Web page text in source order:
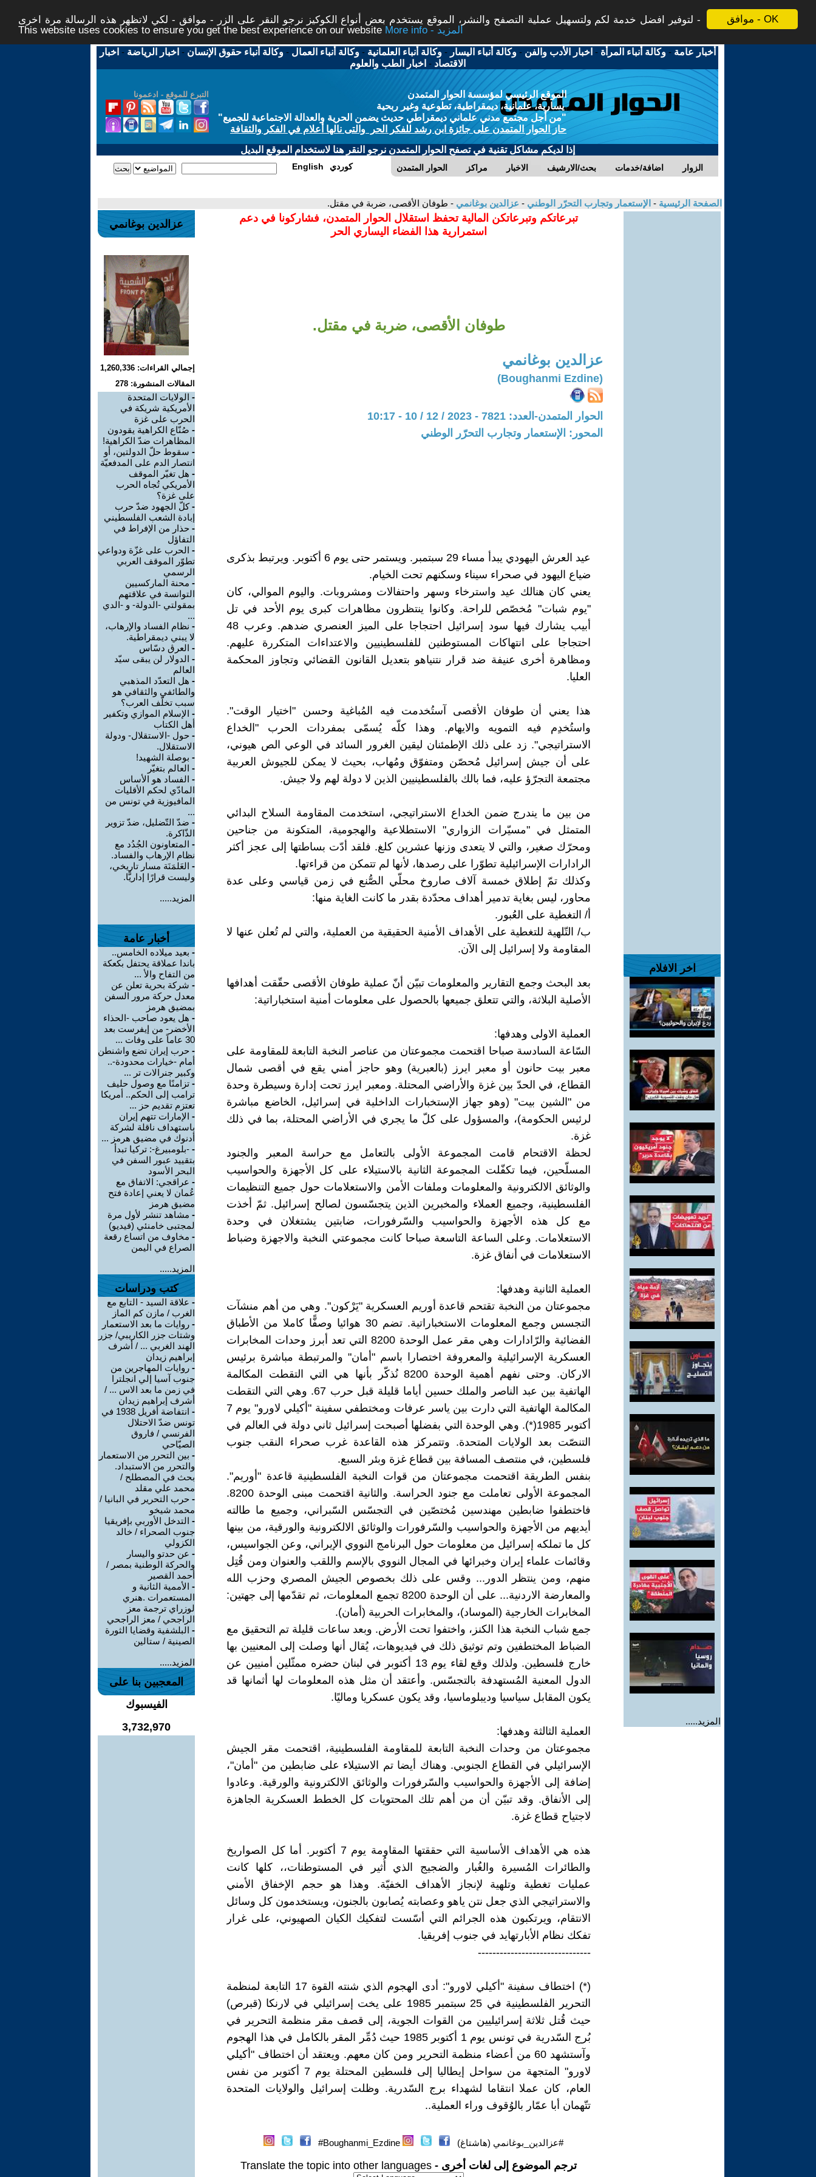
موافق - OK
لتوفير افضل خدمة لكم ولتسهيل عملية التصفح والنشر، الموقع يستخدم بعض أنواع الكوكيز نرجو النقر على الزر - موافق - لكي لاتظهر هذه الرسالة مرة اخرى -
This website uses cookies to ensure you get the best experience on our website
More info - المزيد
أخبار عامة -وكالة أنباء المرأة - اخبار الأدب والفن -وكالة أنباء اليسار -وكالة أنباء العلمانية -وكالة أنباء العمال -وكالة أنباء حقوق الإنسان - اخبار الرياضة - اخبار
الاقتصاد - اخبار الطب والعلوم
التبرع للموقع - ادعمونا
الموقع الرئيسي لمؤسسة الحوار المتمدن
يسارية، علمانية، ديمقراطية، تطوعية وغير ربحية
"من أجل مجتمع مدني علماني ديمقراطي حديث يضمن الحرية والعدالة الاجتماعية للجميع"
حاز الحوار المتمدن على جائزة ابن رشد للفكر الحر والتى نالها أعلام في الفكر والثقافة
إذا لديكم مشاكل تقنية في تصفح الحوار المتمدن نرجو النقر هنا لاستخدام الموقع البديل
الحوار المتمدن مراكز الاخبار بحث/الارشيف اضافة/خدمات الزوار English كوردي
الصفحة الرئيسية - الإستعمار وتجارب التحرّر الوطني - عزالدين بوغانمي - طوفان الأقصى، ضربة في مقتل.
اخر الافلام
المزيد.....
تبرعاتكم وتبرعاتكن المالية تحفظ استقلال الحوار المتمدن، فشاركونا في دعم
استمرارية هذا الفضاء اليساري الحر
طوفان الأقصى، ضربة في مقتل.
عزالدين بوغانمي
(Boughanmi Ezdine)
الحوار المتمدن-العدد: 7821 - 2023 / 12 / 10 - 10:17
المحور: الإستعمار وتجارب التحرّر الوطني
عيد العرش اليهودي يبدأ مساء 29 سبتمبر. ويستمر حتى يوم 6 أكتوبر. ويرتبط بذكرى
ضياع اليهود في صحراء سيناء وسكنهم تحت الخيام.
يعني كان هنالك عيد واسترخاء وسهر واحتفالات ومشروبات. واليوم الموالي، كان
"يوم شبات" مُخصّص للراحة. وكانوا ينتظرون مظاهرات كبرى يوم الأحد في تل
أبيب يشارك فيها سود إسرائيل احتجاجا على الميز العنصري ضدهم. وعرب 48
احتجاجا على انتهاكات المستوطنين للفلسطينيين والاعتداءات المتكررة عليهم.
ومظاهرة أخرى عنيفة ضد قرار نتنياهو بتعديل القانون القضائي وتجاوز المحكمة
العليا.
هذا يعني أن طوفان الأقصى آستُخدمت فيه المُباغية وحسن "اختيار الوقت".
واستُخدِم فيه التمويه والايهام. وهذا كلّه يُسمّى بمفردات الحرب "الخداع
الاستراتيجي". زد على ذلك الإطمئنان ليقين الغرور السائد في الوعي الص هيوني،
على أن جيش إسرائيل مُحصّن ومتفوّق ومُهاب، بحيث لا يمكن للجيوش العربية
مجتمعة التجرّؤ عليه، فما بالك بالفلسطينيين الذين لا دولة لهم ولا جيش.
من بين ما يندرج ضمن الخداع الاستراتيجي، استخدمت المقاومة السلاح البدائي
المتمثل في "مسيّرات الزواري" الاستطلاعية والهجومية، المتكونة من جناحين
ومحرّك صغير، والتي لا يتعدى وزنها عشرين كلغ. فلقد أدّت بساطتها إلى عجز أكثر
الرادارات الإسرائيلية تطوّرا على رصدها، لأنها لم تتمكن من قراءتها.
وكذلك تمّ إطلاق خمسة آلاف صاروخ محلّي الصُّنع في زمن قياسي وعلى عدة
محاور، ليس بغاية تدمير أهداف محدّدة بقدر ما كانت الغاية منها:
أ/ التغطية على العُبور.
ب/ التّلهية للتغطية على الأهداف الأمنية الحقيقية من العملية، والتي لم تُعلن عنها لا
المقاومة ولا إسرائيل إلى الآن.
بعد البحث وجمع التقارير والمعلومات تبيّن أنّ عملية طوفان الأقصى حقّقت أهدافها
الأصلية البلاثة، والتي تتعلق جميعها بالحصول على معلومات أمنية استخباراتية:
العملية الاولى وهدفها:
السّاعة السادسة صباحا اقتحمت مجموعتان من عناصر النخبة التابعة للمقاومة على
معبر بيت حانون أو معبر ايرز (بالعبرية) وهو حاجز أمني يقع في أقصى شمال
القطاع، في الحدّ بين غزة والأراضي المحتلة. ومعبر ايرز تحت إدارة وسيطرة وحدة
من "الشين بيت" (وهو جهاز الإستخبارات الداخلية في إسرائيل، الخاضع مباشرة
لرئيس الحكومة)، والمسؤول على كلّ ما يجري في الأراضي المحتلة، بما في ذلك
غزة.
لحظة الاقتحام قامت المجموعة الأولى بالتعامل مع حراسة المعبر والجنود
المسلّحين، فيما تكفّلت المجموعة الثانية بالاستيلاء على كل الأجهزة والحواسيب
والوثائق الالكترونية والمعلومات وملفات الأمن والاستعلامات حول جميع التنظيمات
الفلسطينية، وجميع العملاء والمخبرين الذين يتجسّسون لصالح إسرائيل. ثمّ أخذت
مع كل هذه الأجهزة والحواسيب والسّرفورات، ضابتين يشتغلان في وحدة
الاستعلامات. وعلى الساعة التاسعة صباحا كانت مجموعتي النخبة والاجهزة وضباط
الاستعلامات في أنفاق غزة.
العملية الثانية وهدفها:
مجموعتان من النخبة تقتحم قاعدة أوريم العسكرية "يَرْكون". وهي من أهم منشآت
التجسس وجمع المعلومات الاستخباراتية. تضم 30 هوائيا وصفًّا كاملا من الأطباق
الفضائية والرّادارات وهي مقر عمل الوحدة 8200 التي تعد أبرز وحدات المخابرات
العسكرية الإسرائيلية والمعروفة اختصارا باسم "أمان" والمرتبطة مباشرة برئيس
الاركان. وحتى نفهم أهمية الوحدة 8200 نُذكّر بأنها هي التي التقطت المكالمة
الهاتفية بين عبد الناصر والملك حسين أياما قليلة قبل حرب 67. وهي التي التقطت
المكالمة الهاتفية التي دارت بين ياسر عرفات ومختطفي سفينة "أكيلي لاورو" يوم 7
أكتوبر 1985(*). وهي الوحدة التي بفضلها أصبحت إسرائيل ثاني دولة في العالم في
التنصّت بعد الولايات المتحدة. وتتمركز هذه القاعدة غرب صحراء النقب جنوب
فلسطين، في منتصف المسافة بين قطاع غزة وبئر السبع.
بنفس الطريقة اقتحمت مجموعتان من قوات النخبة الفلسطينية قاعدة "أوريم".
المجموعة الأولى تعاملت مع جنود الحراسة. والثانية اقتحمت مبنى الوحدة 8200.
فاختطفوا ضابطين مهندسين مُختصّين في التجسّس السّبراني، وجميع ما طالته
أيديهم من الأجهزة والحواسيب والسّرفورات والوثائق الالكترونية والورقية، من بينها
كل ما تملكه إسرائيل من معلومات حول البرنامج النووي الإيراني، وعن الجواسيس،
وقائمات علماء إيران وخبرائها في المجال النووي بالإسم واللقب والعنوان ومن قُتِل
منهم، ومن ينتظر الدور... وقس على ذلك بخصوص الجيش المصري وحزب الله
والمعارضة الاردنية... على أن الوحدة 8200 تجمع المعلومات، ثم تقدّمها إلى جهتين:
المخابرات الخارجية (الموساد)، والمخابرات الحربية (أمان).
جمع شباب النخبة هذا الكنز، واختفوا تحت الأرض. وبعد ساعات قليلة تم التحقيق مع
الضباط المختطفين وتم توثيق ذلك في فيديوهات، يُقال أنها وصلت إلى المعنيين بها
خارج فلسطين. ولذلك وقع لقاء يوم 13 أكتوبر في لبنان حضره ممثّلين أمنيين عن
الدول المعنية المُستهدفة بالتجسّس. وأعتقد أن مثل هذه المعلومات لها أثمانها قد
يكون المقابل سياسيا وديبلوماسيا، وقد يكون عسكريا وماليًا.
العملية الثالثة وهدفها:
مجموعتان من وحدات النخبة التابعة للمقاومة الفلسطينية، اقتحمت مقر الجيش
الإسرائيلي في القطاع الجنوبي. وهناك أيضا تم الاستيلاء على ضابطين من "أمان"،
إضافة إلى الأجهزة والحواسيب والسّرفورات والوثائق الالكترونية والورقية. وعادوا
إلى الأنفاق. وقد تبيّن أن من أهم تلك المحتويات كل الخطط العسكرية الجاهزة
لاجتياح قطاع غزة.
هذه هي الأهداف الأساسية التي حققتها المقاومة يوم 7 أكتوبر. أما كل الصواريخ
والطائرات المُسيرة والغُبار والضجيج الذي أُثير في المستوطنات،، كلها كانت
عمليات تغطية وتلهية لإنجاز الأهداف الخفيّة. وهذا هو حجم الإخفاق الأمني
والاستراتيجي الذي جعل نتن ياهو وعصابته يُصابون بالجنون، ويستخدمون كل وسائل
الانتقام، ويرتكبون هذه الجرائم التي أسّست لتفكيك الكيان الصهيوني، على غرار
تفكك نظام الأبارتهايد في جنوب إفريقيا.
-------------------------------
(*) اختطاف سفينة "أكيلي لاورو": أدى الهجوم الذي شنته القوة 17 التابعة لمنظمة
التحرير الفلسطينية في 25 سبتمبر 1985 على يخت إسرائيلي في لارنكا (قبرص)
حيث قُتل ثلاثة إسرائيليين من القوات الجوية، إلى قصف مقر منظمة التحرير في
بُرج السّدرية في تونس يوم 1 أكتوبر 1985 حيث دُمِّر المقر بالكامل في هذا الهجوم
وآستشهد 60 من أعضاء منظمة التحرير ومن كان معهم. ويعتقد أن اختطاف "أكيلي
لاورو" المتجهة من سواحل إيطاليا إلى فلسطين المحتلة يوم 7 أكتوبر من نفس
العام، كان عملا انتقاما لشهداء برج السّدرية. وظلت إسرائيل والولايات المتحدة
تتّهمان أبا عمّار بالوُقوف وراء العملية..
#عزالدين_بوغانمي (هاشتاغ) Boughanmi_Ezdine#
ترجم الموضوع إلى لغات أخرى - Translate the topic into other languages
عزالدين بوغانمي
إجمالي القراءات: 1,260,336
المقالات المنشورة: 278
- الولايات المتحدة
الأمريكية شريكة في
الحرب على غزة
- صُنّاع الكراهية يقودون
المظاهرات ضدّ الكراهية!
- سقوط حلّ الدولتين، أو
انتصار الدم على المدفعيّة
- هل تغيّر الموقف
الأمريكي تُجاه الحرب
على غزة؟
-كلّ الجهود ضدّ حرب
إبادة الشعب الفلسطيني
- حذار من الإفراط في
التفاؤل
- الحرب على غزّة ودواعي
تطوّر الموقف العربي
الرسمي
- محنة الماركسيين
التوانسة في علاقتهم
بمقولتي -الدولة- و -الدي
...
- نظام الفساد والإرهاب،
لا يبني ديمقراطية.
- العرڨ دسّاس
- الدولار لن يبقى سيّد
العالم
- هل التعدّد المذهبي
والطائفي والثقافي هو
سبب تخلّف العرب؟
- الإسلام الموازي وتكفير
أهل الكتاب
- حول -الاستقلال- ودولة
الاستقلال.
- بوصلة الشهيد!
- العالم بتغيّر
- الفساد هو الأساس
المادّي لحكم الأقليات
المافيوزية في تونس من
...
- ضدّ التّضليل، ضدّ تزوير
الذّاكرة.
- المتعاونون الجُدُد مع
نظام الإرهاب والفساد.
- العَلمَنَة مسار تاريخي،
وليست قرارًا إداريًّا.
المزيد.....
أخبار عامة
- بعيد ميلاده الخامس..
باندا عملاقة يحتفل بكعكة
من التفاح والأ ...
- شركة بحرية تعلن عن
معدل حركة مرور السفن
بمضيق هرمز
- هل يعود صاحب -الحذاء
الأخضر- من إيفرست بعد
30 عاماً على وفات ...
- حرب إيران تضع واشنطن
أمام -خيارات محدودة-..
وكبير جنرالات تر ...
- تزامنًا مع وصول حليف
ترامب إلى الحكم.. أمريكا
تعتزم تقديم حز ...
- الإمارات تتهم إيران
باستهداف ناقلة لشركة
أدنوك في مضيق هرمز ...
- -بلومبيرغ-: تركيا تبدأ
بتقييد عبور السفن في
البحر الأسود
- عراقجي: الاتفاق مع
عُمان لا يعني إعادة فتح
مضيق هرمز
- مشاهد تنشر لأول مرة
لمجتبى خامنئي (فيديو)
- مخاوف من اتساع رقعة
الصراع في اليمن
المزيد.....
كتب ودراسات
- علاقة السيد - التابع مع
الغرب / مازن كم الماز
- روايات ما بعد الاستعمار
وشتات جزر الكاريبي/ جزر
الهند الغربي ... / أشرف
إبراهيم زيدان
- روايات المهاجرين من
جنوب آسيا إلي انجلترا
في زمن ما بعد الاس ... /
أشرف إبراهيم زيدان
-
انتفاضة أفريل 1938 في
تونس ضدّ الاحتلال
الفرنسي / فاروق
الصيّاحي
- بين التحرر من الاستعمار
والتحرر من الاستبداد.
بحث في المصطلح /
محمد علي مقلد
- حرب التحرير في البانيا /
محمد شيخو
- التدخل الأوربي بإفريقيا
جنوب الصحراء / خالد
الكزولي
- عن حدتو واليسار
والحركة الوطنية بمصر /
أحمد القصير
- الأممية الثانية و
المستعمرات .هنري
لوزراي ترجمة معز
الراجحي / معز الراجحي
- البلشفية وقضايا الثورة
الصينية / ستالين
المزيد.....
المعجبين بنا على
الفيسبوك
3,732,970